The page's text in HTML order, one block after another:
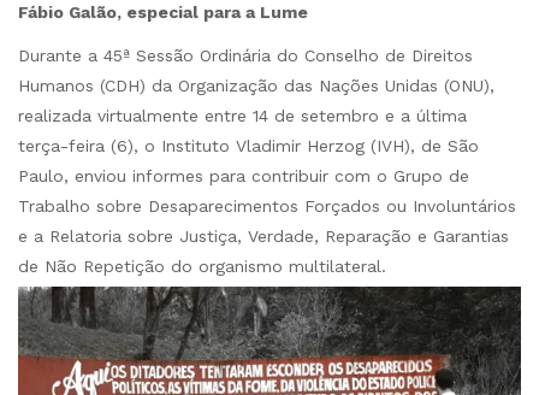
Fábio Galão, especial para a Lume
Durante a 45ª Sessão Ordinária do Conselho de Direitos
Humanos (CDH) da Organização das Nações Unidas (ONU),
realizada virtualmente entre 14 de setembro e a última
terça-feira (6), o Instituto Vladimir Herzog (IVH), de São
Paulo, enviou informes para contribuir com o Grupo de
Trabalho sobre Desaparecimentos Forçados ou Involuntários
e a Relatoria sobre Justiça, Verdade, Reparação e Garantias
de Não Repetição do organismo multilateral.